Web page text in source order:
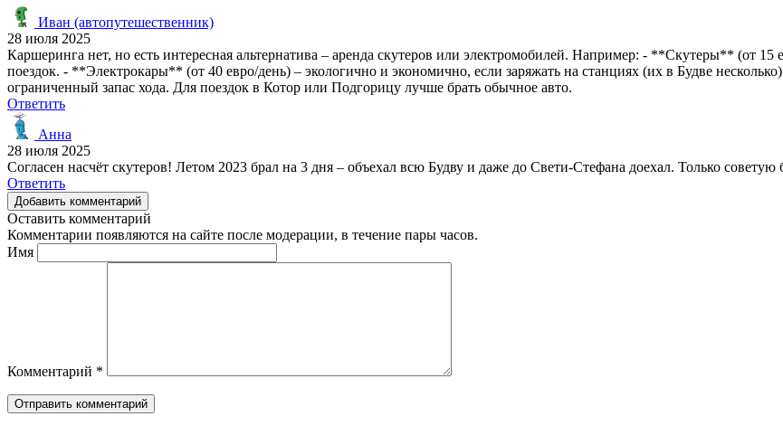
Иван (автопутешественник)
28 июля 2025
Каршеринга нет, но есть интересная альтернатива – аренда скутеров или электромобилей. Например: - **Скутеры** (от
поездок. - **Электрокары** (от 40 евро/день) – экологично и экономично, если заряжать на станциях (их в Будве
ограниченный запас хода. Для поездок в Котор или Подгорицу лучше брать обычное авто.
Ответить
Анна
28 июля 2025
Согласен насчёт скутеров! Летом 2023 брал на 3 дня – объехал всю Будву и даже до Свети-Стефана доехал. Только
Ответить
Добавить комментарий
Оставить комментарий
Комментарии появляются на сайте после модерации, в течение пары часов.
Имя
Комментарий *